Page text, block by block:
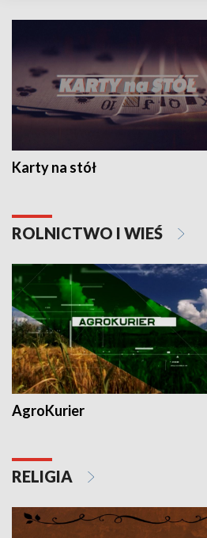
Karty na stół
ROLNICTWO I WIEŚ
AgroKurier
RELIGIA